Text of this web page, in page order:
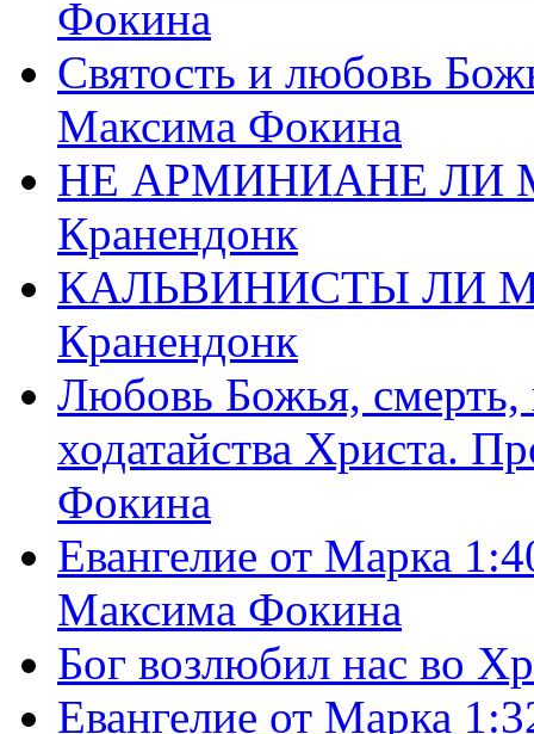
Фокина
Святость и любовь
Максима Фокина
НЕ АРМИНИАНЕ ЛИ
Кранендонк
КАЛЬВИНИСТЫ ЛИ
Кранендонк
Любовь Божья, смерть,
ходатайства Христа.
Фокина
Евангелие от Марка
Максима Фокина
Бог возлюбил нас во
Евангелие от Марка